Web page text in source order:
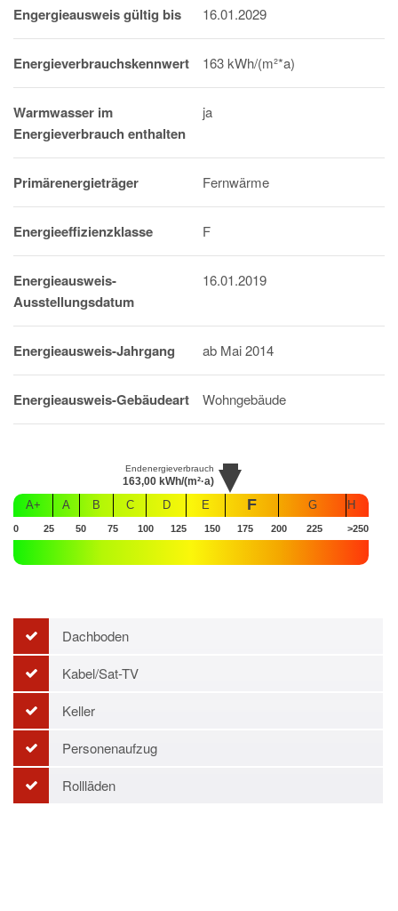
Engergieausweis gültig bis 16.01.2029
Energieverbrauchskennwert 163 kWh/(m²*a)
Warmwasser im
Energieverbrauch enthalten
ja
Primärenergieträger Fernwärme
Energieeffizienzklasse F
Energieausweis-
Ausstellungsdatum
16.01.2019
Energieausweis-Jahrgang ab Mai 2014
Energieausweis-Gebäudeart Wohngebäude
Endenergieverbrauch
163,00 kWh/(m²·a)
A+
A B C D E F G H
0 25 50 75 100 125 150 175 200 225 >250
Dachboden
Kabel/Sat-TV
Keller
Personenaufzug
Rollläden